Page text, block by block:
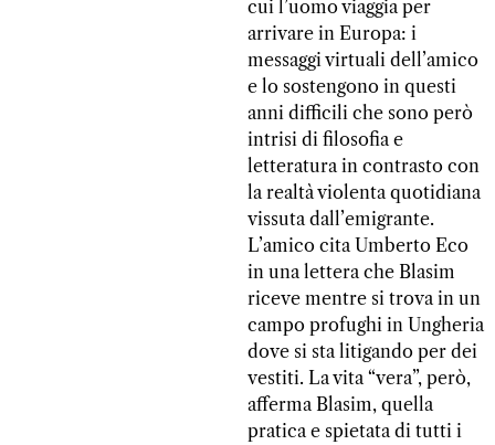
cui l’uomo viaggia per
arrivare in Europa: i
messaggi virtuali dell’amico
e lo sostengono in questi
anni difficili che sono però
intrisi di filosofia e
letteratura in contrasto con
la realtà violenta quotidiana
vissuta dall’emigrante.
L’amico cita Umberto Eco
in una lettera che Blasim
riceve mentre si trova in un
campo profughi in Ungheria
dove si sta litigando per dei
vestiti. La vita “vera”, però,
afferma Blasim, quella
pratica e spietata di tutti i